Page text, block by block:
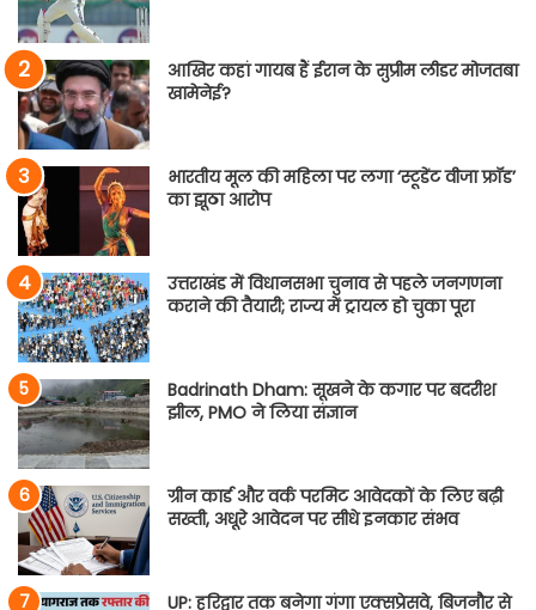
आखिर कहां गायब हैं ईरान के सुप्रीम लीडर मोजतबा
खामेनेई?
भारतीय मूल की महिला पर लगा ‘स्टूडेंट वीजा फ्रॉड’
का झूठा आरोप
उत्तराखंड में विधानसभा चुनाव से पहले जनगणना
कराने की तैयारी; राज्य में ट्रायल हो चुका पूरा
Badrinath Dham: सूखने के कगार पर बदरीश
झील, PMO ने लिया संज्ञान
ग्रीन कार्ड और वर्क परमिट आवेदकों के लिए बढ़ी
सख्ती, अधूरे आवेदन पर सीधे इनकार संभव
UP: हरिद्वार तक बनेगा गंगा एक्सप्रेसवे, बिजनौर से